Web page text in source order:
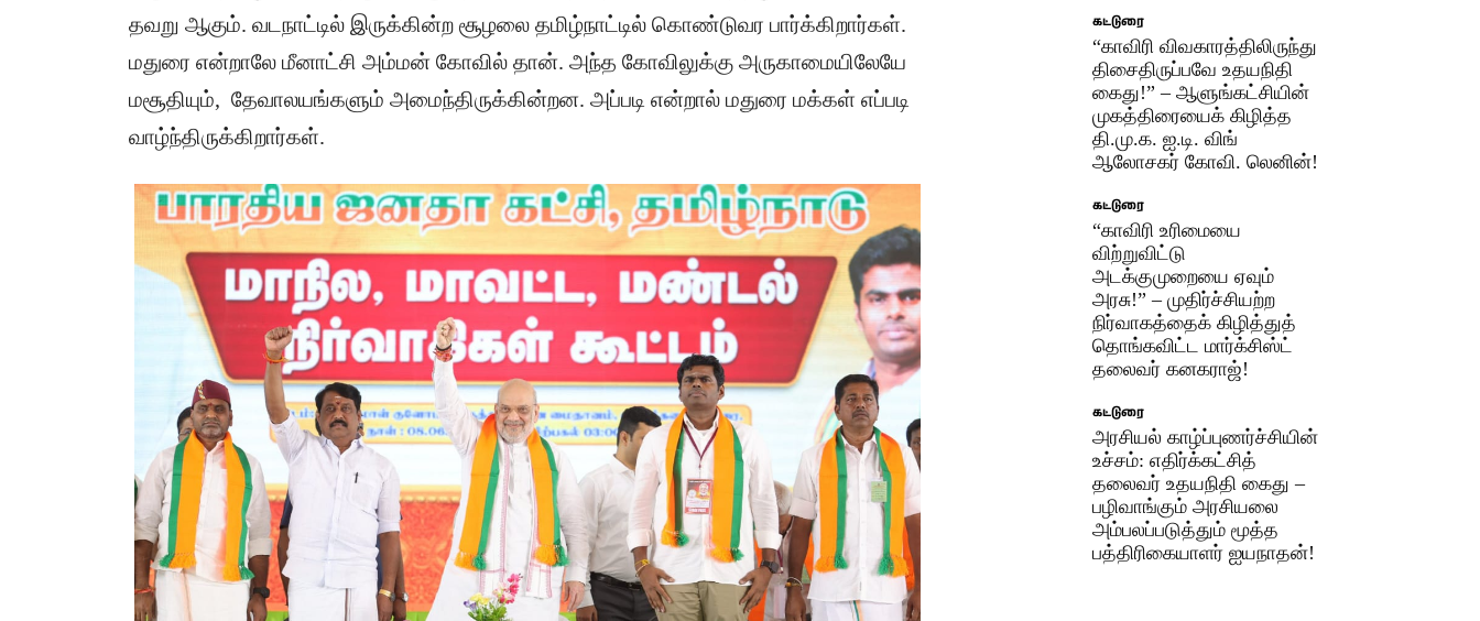
தவறு ஆகும். வடநாட்டில் இருக்கின்ற சூழலை தமிழ்நாட்டில் கொண்டுவர பார்க்கிறார்கள்.
மதுரை என்றாலே மீனாட்சி அம்மன் கோவில் தான். அந்த கோவிலுக்கு அருகாமையிலேயே
மசூதியும், தேவாலயங்களும் அமைந்திருக்கின்றன. அப்படி என்றால் மதுரை மக்கள் எப்படி
வாழ்ந்திருக்கிறார்கள்.
கட்டுரை
“காவிரி விவகாரத்திலிருந்து
திசைதிருப்பவே உதயநிதி
கைது!” – ஆளுங்கட்சியின்
முகத்திரையைக் கிழித்த
தி.மு.க. ஐ.டி. விங்
ஆலோசகர் கோவி. லெனின்!
கட்டுரை
“காவிரி உரிமையை
விற்றுவிட்டு
அடக்குமுறையை ஏவும்
அரசு!” – முதிர்ச்சியற்ற
நிர்வாகத்தைக் கிழித்துத்
தொங்கவிட்ட மார்க்சிஸ்ட்
தலைவர் கனகராஜ்!
கட்டுரை
அரசியல் காழ்ப்புணர்ச்சியின்
உச்சம்: எதிர்க்கட்சித்
தலைவர் உதயநிதி கைது –
பழிவாங்கும் அரசியலை
அம்பலப்படுத்தும் மூத்த
பத்திரிகையாளர் ஐயநாதன்!